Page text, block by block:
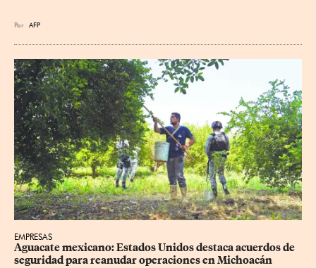
Por AFP
EMPRESAS
Aguacate mexicano: Estados Unidos destaca acuerdos de
seguridad para reanudar operaciones en Michoacán